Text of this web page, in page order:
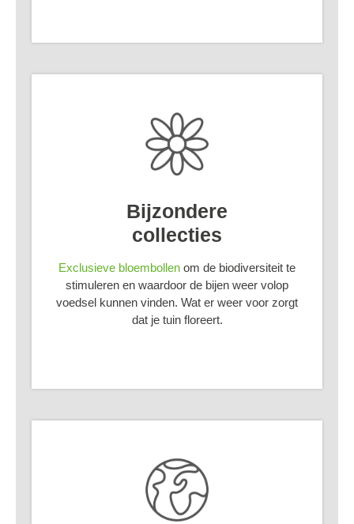
Bijzondere
collecties
Exclusieve bloembollen om de biodiversiteit te
stimuleren en waardoor de bijen weer volop
voedsel kunnen vinden. Wat er weer voor zorgt
dat je tuin floreert.